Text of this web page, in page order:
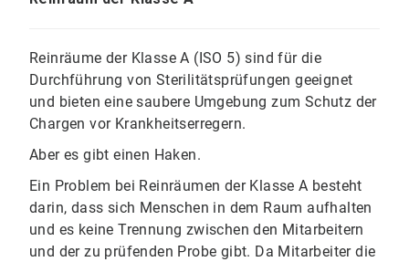
Reinräume der Klasse A (ISO 5) sind für die
Durchführung von Sterilitätsprüfungen geeignet
und bieten eine saubere Umgebung zum Schutz der
Chargen vor Krankheitserregern.
Aber es gibt einen Haken.
Ein Problem bei Reinräumen der Klasse A besteht
darin, dass sich Menschen in dem Raum aufhalten
und es keine Trennung zwischen den Mitarbeitern
und der zu prüfenden Probe gibt. Da Mitarbeiter die